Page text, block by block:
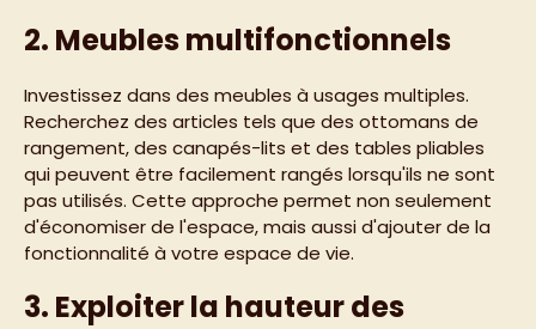
2. Meubles multifonctionnels
Investissez dans des meubles à usages multiples.
Recherchez des articles tels que des ottomans de
rangement, des canapés-lits et des tables pliables
qui peuvent être facilement rangés lorsqu'ils ne sont
pas utilisés. Cette approche permet non seulement
d'économiser de l'espace, mais aussi d'ajouter de la
fonctionnalité à votre espace de vie.
3. Exploiter la hauteur des